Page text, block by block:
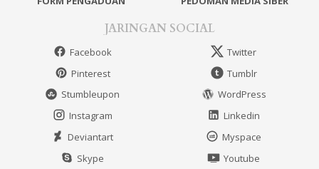
JARINGAN SOCIAL
Facebook
Twitter
Pinterest
Tumblr
Stumbleupon
WordPress
Instagram
Linkedin
Deviantart
Myspace
Skype
Youtube